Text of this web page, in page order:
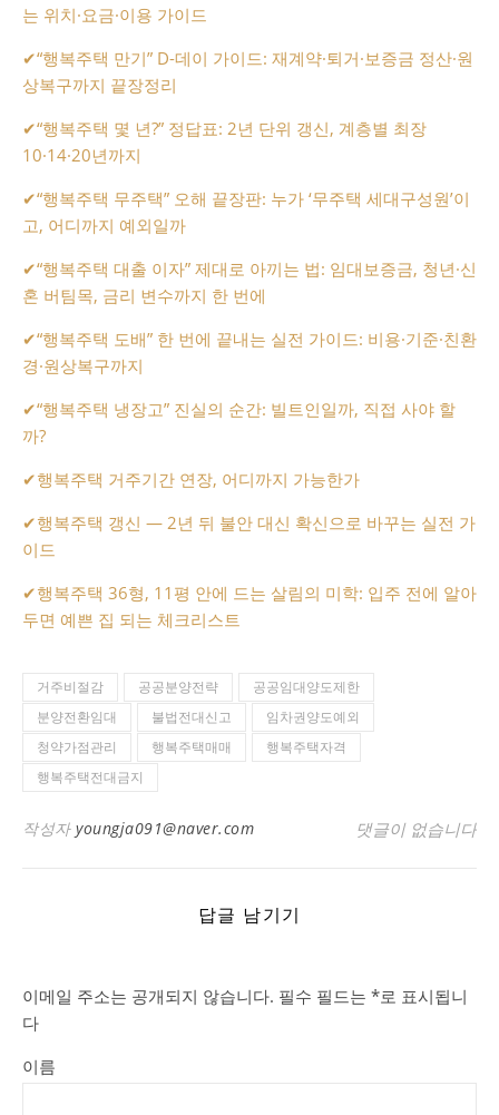
는 위치·요금·이용 가이드
✔“행복주택 만기” D-데이 가이드: 재계약·퇴거·보증금 정산·원
상복구까지 끝장정리
✔“행복주택 몇 년?” 정답표: 2년 단위 갱신, 계층별 최장
10·14·20년까지
✔“행복주택 무주택” 오해 끝장판: 누가 ‘무주택 세대구성원’이
고, 어디까지 예외일까
✔“행복주택 대출 이자” 제대로 아끼는 법: 임대보증금, 청년·신
혼 버팀목, 금리 변수까지 한 번에
✔“행복주택 도배” 한 번에 끝내는 실전 가이드: 비용·기준·친환
경·원상복구까지
✔“행복주택 냉장고” 진실의 순간: 빌트인일까, 직접 사야 할
까?
✔행복주택 거주기간 연장, 어디까지 가능한가
✔행복주택 갱신 — 2년 뒤 불안 대신 확신으로 바꾸는 실전 가
이드
✔행복주택 36형, 11평 안에 드는 살림의 미학: 입주 전에 알아
두면 예쁜 집 되는 체크리스트
거주비절감 공공분양전략
공공임대양도제한
분양전환임대
불법전대신고
임차권양도예외
청약가점관리
행복주택매매
행복주택자격
행복주택전대금지
작성자 youngja091@naver.com 댓글이 없습니다
답글 남기기
이메일 주소는 공개되지 않습니다. 필수 필드는 *로 표시됩니
다
이름